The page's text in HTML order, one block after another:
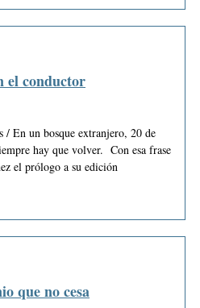
el conductor
/ En un bosque extranjero, 20 de
hay que volver. Con esa frase
el prólogo a su edición
que no cesa